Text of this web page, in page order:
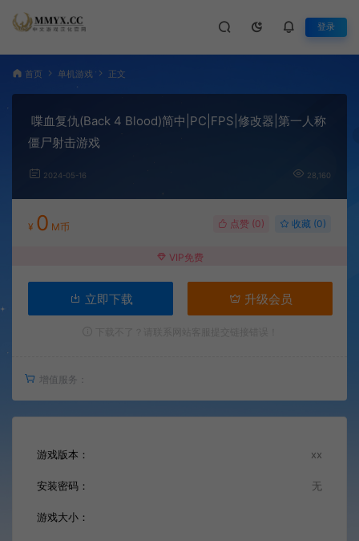
登录
首页 单机游戏 正文
喋血复仇(Back 4 Blood)简中|PC|FPS|修改器|第一人称
僵尸射击游戏
2024-05-16 28,160
¥ 0 M币 点赞 (0) 收藏 (0)
VIP免费
立即下载 升级会员
增值服务：
游戏版本： xx
安装密码： 无
游戏大小：